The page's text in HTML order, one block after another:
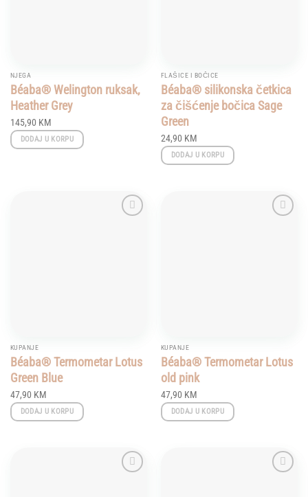
NJEGA
Béaba® Welington ruksak,
Heather Grey
145,90 KM
DODAJ U KORPU
FLAŠICE I BOČICE
Béaba® silikonska četkica
za čišćenje bočica Sage
Green
24,90 KM
DODAJ U KORPU
KUPANJE
Béaba® Termometar Lotus
Green Blue
47,90 KM
DODAJ U KORPU
KUPANJE
Béaba® Termometar Lotus
old pink
47,90 KM
DODAJ U KORPU